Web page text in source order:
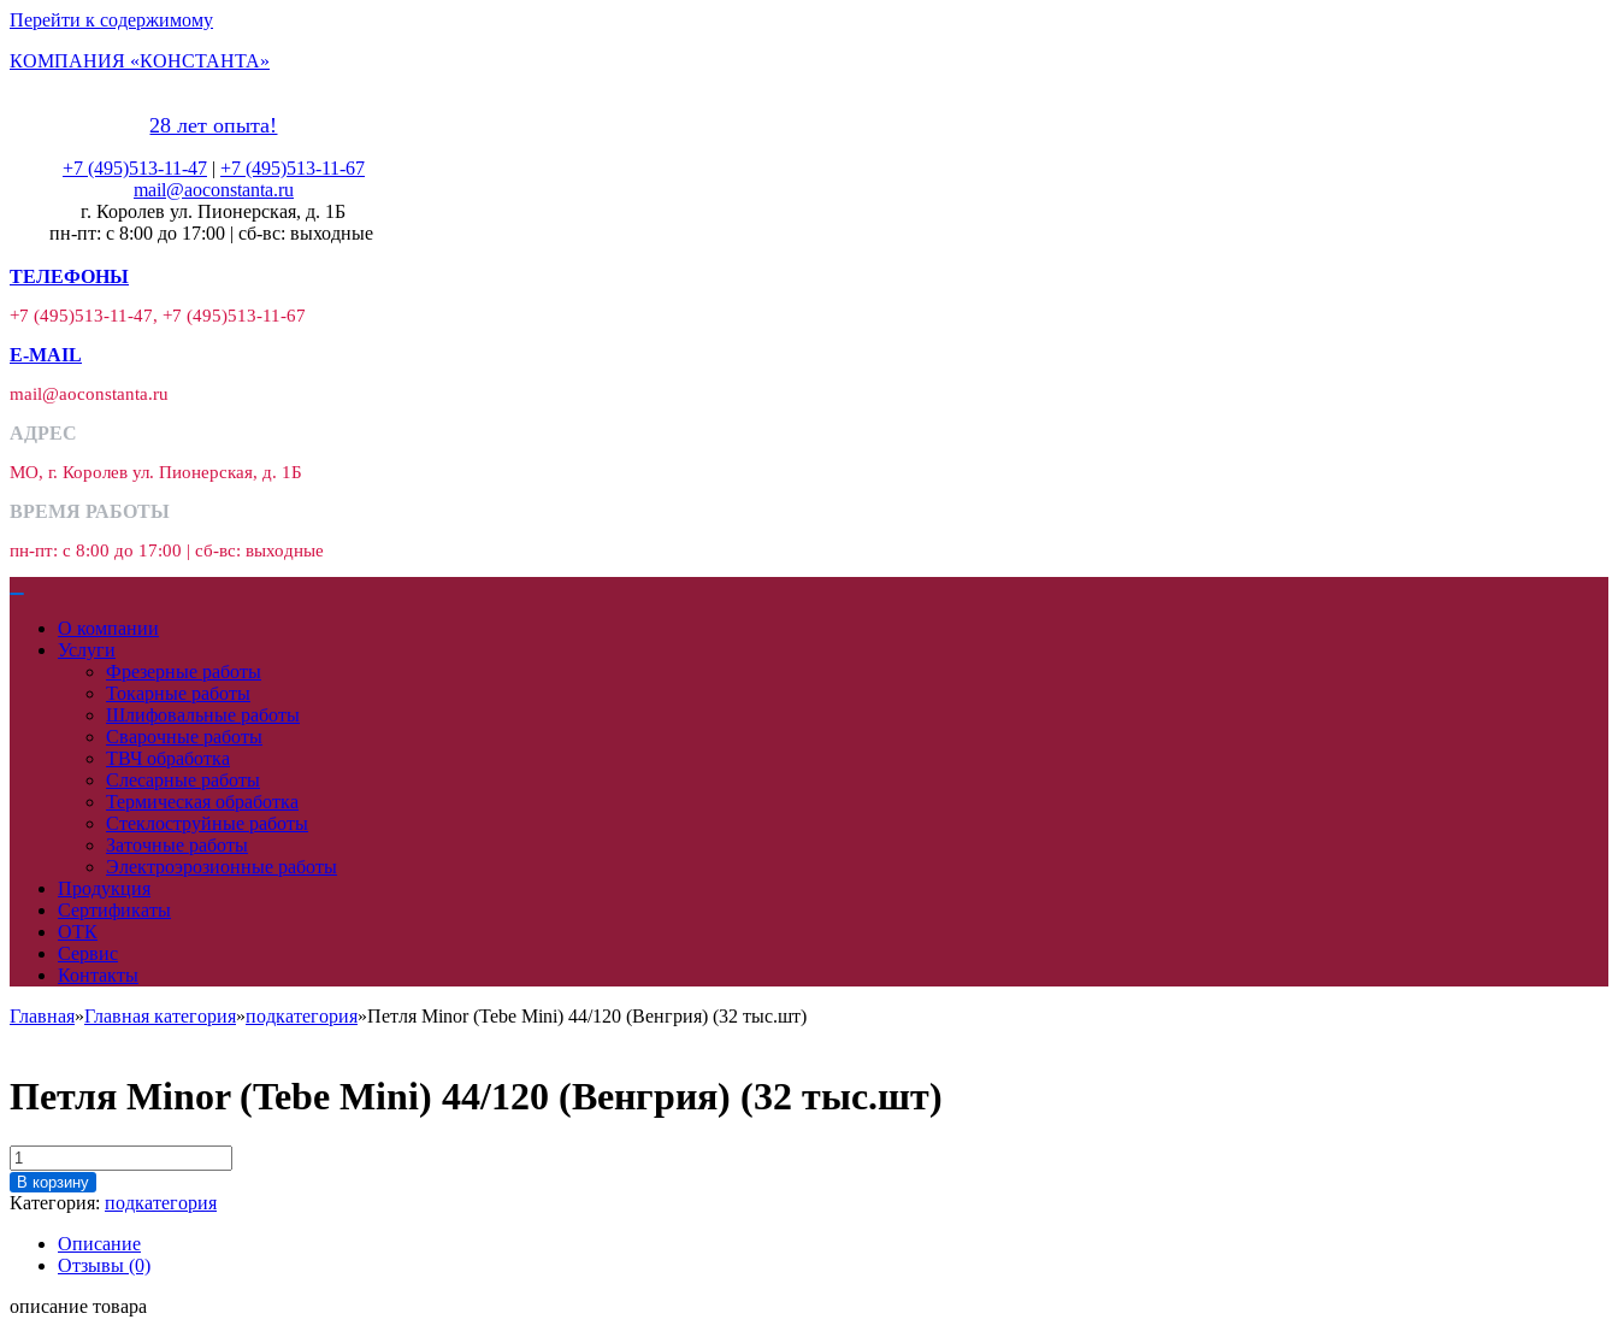
Перейти к содержимому
КОМПАНИЯ «КОНСТАНТА»
28 лет опыта!
+7 (495)513-11-47| +7 (495)513-11-67
mail@aoconstanta.ru
г. Королев ул. Пионерская, д. 1Б
пн-пт: с 8:00 до 17:00 | сб-вс: выходные
ТЕЛЕФОНЫ
+7 (495)513-11-47, +7 (495)513-11-67
E-MAIL
mail@aoconstanta.ru
АДРЕС
МО, г. Королев ул. Пионерская, д. 1Б
ВРЕМЯ РАБОТЫ
пн-пт: с 8:00 до 17:00 | сб-вс: выходные
О компании
Услуги
Фрезерные работы
Токарные работы
Шлифовальные работы
Сварочные работы
ТВЧ обработка
Слесарные работы
Термическая обработка
Стеклоструйные работы
Заточные работы
Электроэрозионные работы
Продукция
Сертификаты
ОТК
Сервис
Контакты
Главная»Главная категория»подкатегория»Петля Minor (Tebe Mini) 44/120 (Венгрия) (32 тыс.шт)
Петля Minor (Tebe Mini) 44/120 (Венгрия) (32 тыс.шт)
Количество
товара
Петля
(Tebe
Mini)
(Венгрия)
В корзину
Категория: подкатегория
Описание
Отзывы (0)
описание товара